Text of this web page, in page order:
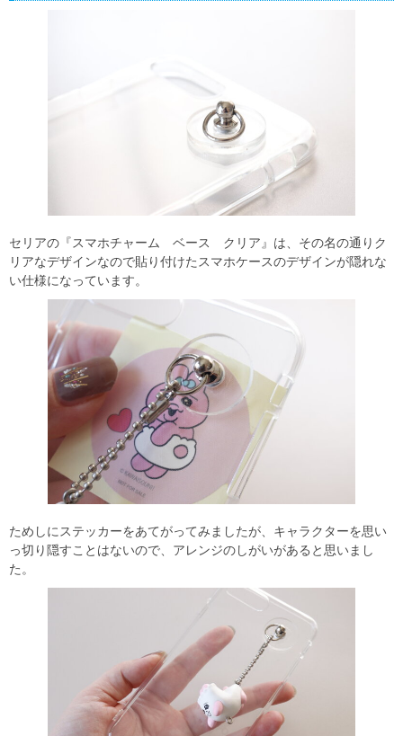
セリアの『スマホチャーム ベース クリア』は、その名の通りク
リアなデザインなので貼り付けたスマホケースのデザインが隠れな
い仕様になっています。
ためしにステッカーをあてがってみましたが、キャラクターを思い
っ切り隠すことはないので、アレンジのしがいがあると思いまし
た。